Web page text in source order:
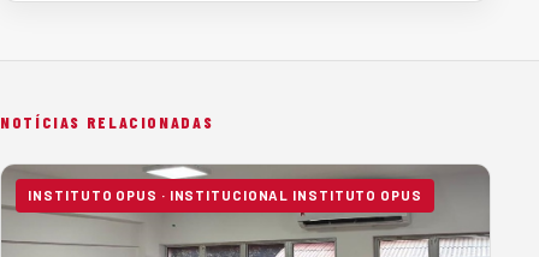
NOTÍCIAS RELACIONADAS
INSTITUTO OPUS · INSTITUCIONAL INSTITUTO OPUS